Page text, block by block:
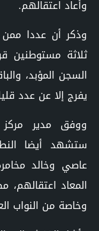
وأعاد اعتقالهم.
وذكر أن عددا
السجن المؤبد،
يفرج إلا عن عدد
ووفق مدير مركز
ستشهد أيضا
عاصي وخالد
المعاد
وخاصة من النواب